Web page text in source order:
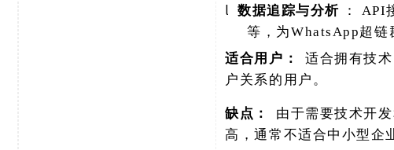
l 数据追踪与分析 ：
API
等，为WhatsApp超链
适合用户： 适合拥有技
户关系的用户。
缺点： 由于需要技术开
高，通常不适合中小型企